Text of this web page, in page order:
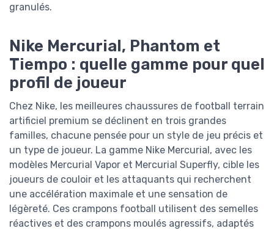
granulés.
Nike Mercurial, Phantom et
Tiempo : quelle gamme pour quel
profil de joueur
Chez Nike, les meilleures chaussures de football terrain
artificiel premium se déclinent en trois grandes
familles, chacune pensée pour un style de jeu précis et
un type de joueur. La gamme Nike Mercurial, avec les
modèles Mercurial Vapor et Mercurial Superfly, cible les
joueurs de couloir et les attaquants qui recherchent
une accélération maximale et une sensation de
légèreté. Ces crampons football utilisent des semelles
réactives et des crampons moulés agressifs, adaptés